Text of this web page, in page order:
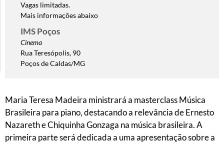
Vagas limitadas.
Mais informações abaixo
IMS Poços
Cinema
Rua Teresópolis, 90
Poços de Caldas/MG
Maria Teresa Madeira ministrará a masterclass Música
Brasileira para piano, destacando a relevância de Ernesto
Nazareth e Chiquinha Gonzaga na música brasileira. A
primeira parte será dedicada a uma apresentação sobre a